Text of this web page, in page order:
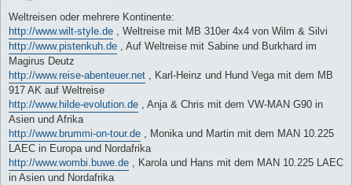
i
r
a
g
Weltreisen oder mehrere Kontinente:
http://www.wilt-style.de , Weltreise mit MB 310er 4x4 von Wilm & Silvi
http://www.pistenkuh.de , Auf Weltreise mit Sabine und Burkhard im
Magirus Deutz
http://www.reise-abenteuer.net , Karl-Heinz und Hund Vega mit dem MB
917 AK auf Weltreise
http://www.hilde-evolution.de , Anja & Chris mit dem VW-MAN G90 in
Asien und Afrika
http://www.brummi-on-tour.de , Monika und Martin mit dem MAN 10.225
LAEC in Europa und Nordafrika
http://www.wombi.buwe.de , Karola und Hans mit dem MAN 10.225 LAEC
in Asien und Nordafrika